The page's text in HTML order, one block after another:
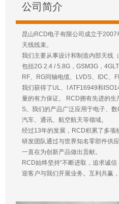
公司简介
昆山RCD电子有限公司成立于
天线线束。
我们主要从事设计和制造内部天线
包括2G 2.4 / 5.8G，GSM3G，
RF、RG同轴电缆、LVDS、IDC、
我们获得了UL、I ATF16949和
量的有力保证。 RCD拥有先进的生
S。我们的产品广泛应用于电子、数
汽车、通讯、航空航天等领域。
经过13年的发展，RCD积累了多项
研发团队通过与世界知名零部件供
一直在为创新产品做出贡献。
RCD始终坚持“不断进取，追求诚
迎客户与我们开展业务。互利共赢